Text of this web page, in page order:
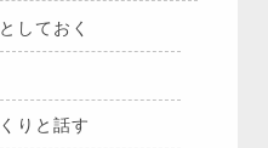
しておく
りと話す